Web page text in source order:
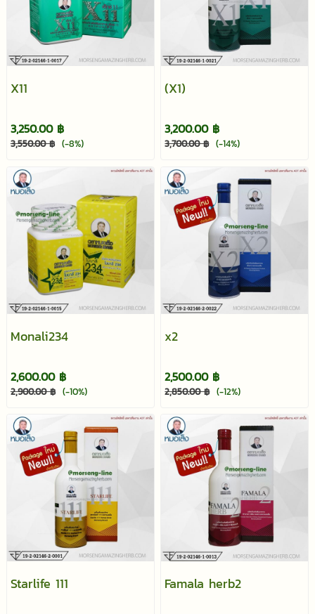
X11
3,250.00 ฿
3,550.00 ฿ (-8%)
(X1)
3,200.00 ฿
3,700.00 ฿ (-14%)
Monali234
2,600.00 ฿
2,900.00 ฿ (-10%)
x2
2,500.00 ฿
2,850.00 ฿ (-12%)
Starlife 111 Famala herb2